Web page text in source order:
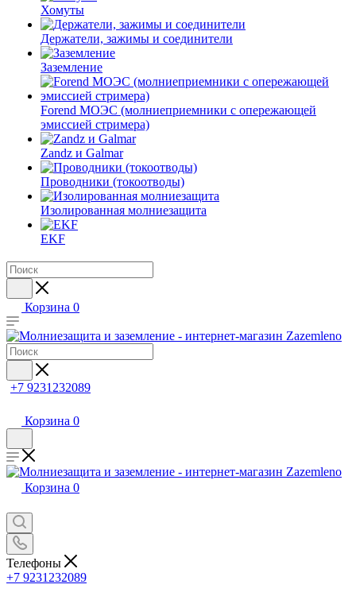
Хомуты
Держатели, зажимы и соединители
Заземление
Forend МОЭС (молниеприемники с опережающей
эмиссией стримера)
Zandz и Galmar
Проводники (токоотводы)
Изолированная молниезащита
EKF
Корзина 0
+7 9231232089
Корзина 0
Корзина 0
Телефоны
+7 9231232089